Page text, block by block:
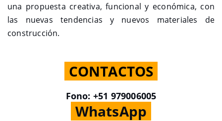
una propuesta creativa, funcional y económica, con
las nuevas tendencias y nuevos materiales de
construcción.
CONTACTOS
Fono: +51 979006005
WhatsApp